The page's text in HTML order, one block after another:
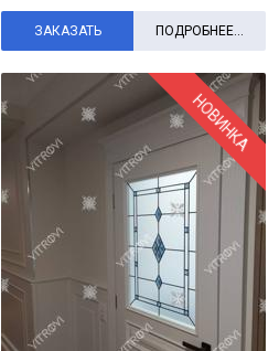
ЗАКАЗАТЬ ПОДРОБНЕЕ...
НОВИНКА